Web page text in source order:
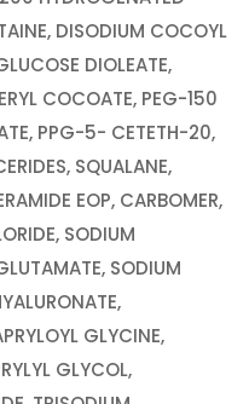
DISODIUM COCOYL
DIOLEATE,
COCOATE, PEG-150
PPG-5- CETETH-20,
SQUALANE,
EOP, CARBOMER,
SODIUM
SODIUM
GLYCINE,
GLYCOL,